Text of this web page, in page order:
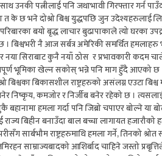
उनकी पत्नीलाई पनि जथाभावी गिरफ्तार गर्न
के छ भने दोश्रो बिश्व युद्धपछि जुन उदेश्यहरुलाई
बयो बृद्ध लाचार बुढापाकाले त्यो घरका
बिश्वभरी नै आज सर्बत्र अमेरिकी समर्थित हमलाहरु
सिराबाट कुनै नयाँ ठोस र प्रभावकारी कदम
भूमिका खेल्न सकोस् भन्ने पनि माग हुँदै आएको
बिश्वका बिकासशील राष्ट्रहरुको असंलग्न एउटा
निष्कृय, कमजोर र निर्जीब बनेर रहेको छ ।
बहानामा हमला गर्दा पनि जिब्रो चपाएर बोल्ने
बिहीन बनाउँदा बाल बच्चा लागायत हजारौको
सार्बभौम राष्ट्रहरुमाथि हमला गर्ने, तिनको
साम्राज्यबादको आशिर्बाद चाहिने जस्तो